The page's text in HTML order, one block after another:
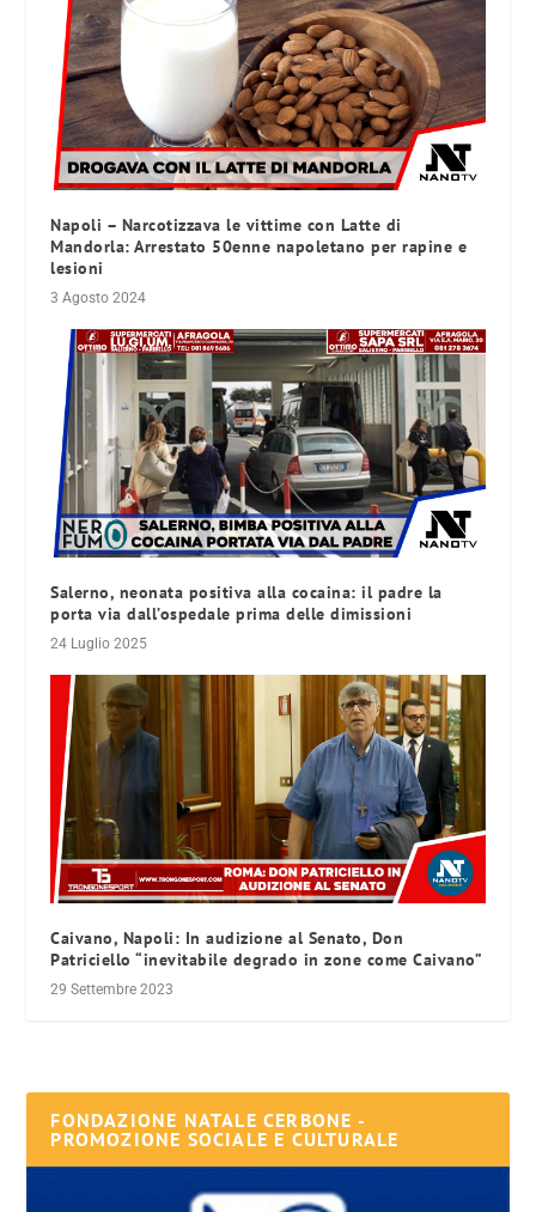
Napoli – Narcotizzava le vittime con Latte di
Mandorla: Arrestato 50enne napoletano per rapine e
lesioni
3 Agosto 2024
Salerno, neonata positiva alla cocaina: il padre la
porta via dall’ospedale prima delle dimissioni
24 Luglio 2025
Caivano, Napoli: In audizione al Senato, Don
Patriciello “inevitabile degrado in zone come Caivano”
29 Settembre 2023
FONDAZIONE NATALE CERBONE -
PROMOZIONE SOCIALE E CULTURALE